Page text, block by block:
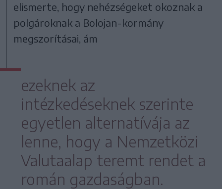
elismerte, hogy nehézségeket okoznak a
polgároknak a Bolojan-kormány
megszorításai, ám
ezeknek az
intézkedéseknek szerinte
egyetlen alternatívája az
lenne, hogy a Nemzetközi
Valutaalap teremt rendet a
román gazdaságban.